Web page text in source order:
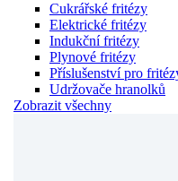
Cukrářské fritézy
Elektrické fritézy
Indukční fritézy
Plynové fritézy
Příslušenství pro
Udržovače hranolků
Zobrazit všechny